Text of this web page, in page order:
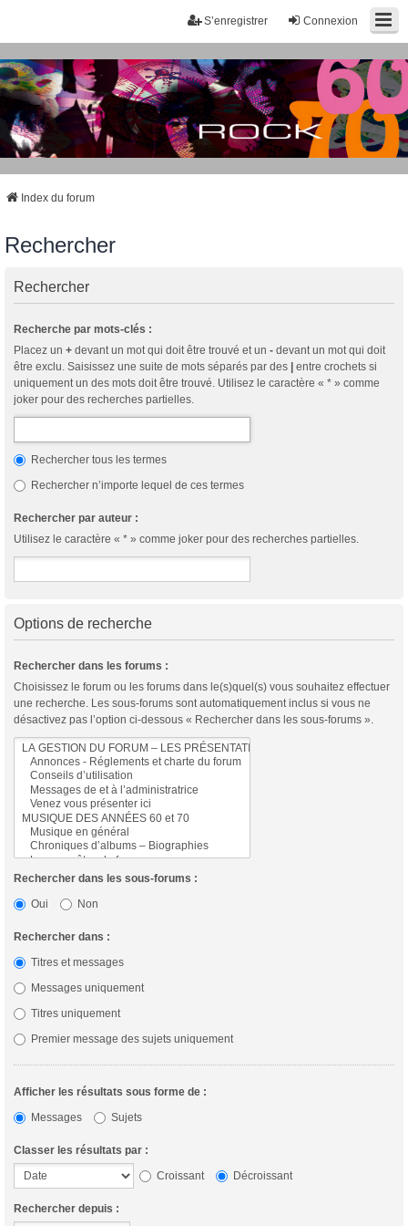
Connexion
S’enregistrer
Index du forum
Rechercher
Rechercher
Recherche par mots-clés :
Placez un + devant un mot qui doit être trouvé et un - devant un mot qui doit
être exclu. Saisissez une suite de mots séparés par des | entre crochets si
uniquement un des mots doit être trouvé. Utilisez le caractère « * » comme
joker pour des recherches partielles.
Rechercher tous les termes
Rechercher n’importe lequel de ces termes
Rechercher par auteur :
Utilisez le caractère « * » comme joker pour des recherches partielles.
Options de recherche
Rechercher dans les forums :
Choisissez le forum ou les forums dans le(s)quel(s) vous souhaitez effectuer
une recherche. Les sous-forums sont automatiquement inclus si vous ne
désactivez pas l’option ci-dessous « Rechercher dans les sous-forums ».
Rechercher dans les sous-forums :
Oui
Non
Rechercher dans :
Titres et messages
Messages uniquement
Titres uniquement
Premier message des sujets uniquement
Afficher les résultats sous forme de :
Messages
Sujets
Classer les résultats par :
Croissant
Décroissant
Rechercher depuis :